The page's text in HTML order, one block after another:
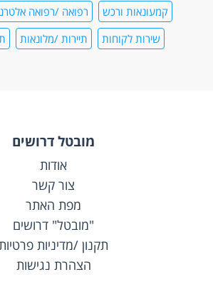
קמעונאות ורכש
רפואה /רפואה
שירות לקוחות
תיירות /מלונאות
מובטל דרושים
אודות
צור קשר
מפת האתר
"מובטל" דרושים
תקנון /מדיניות פרטיות
הצהרת נגישות